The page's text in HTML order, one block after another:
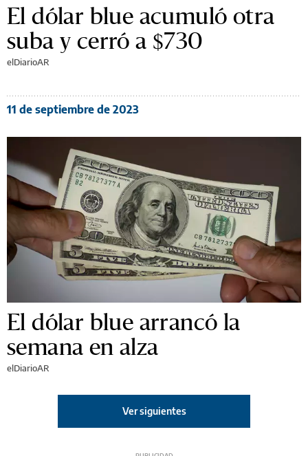
El dólar blue acumuló otra
suba y cerró a $730
elDiarioAR
11 de septiembre de 2023
El dólar blue arrancó la
semana en alza
elDiarioAR
Ver siguientes